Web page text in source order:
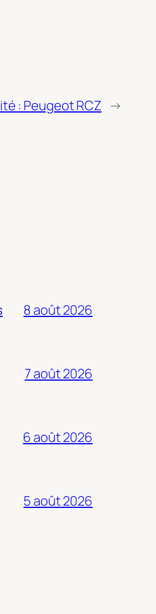
: Peugeot RCZ →
8 août 2026
7 août 2026
6 août 2026
5 août 2026